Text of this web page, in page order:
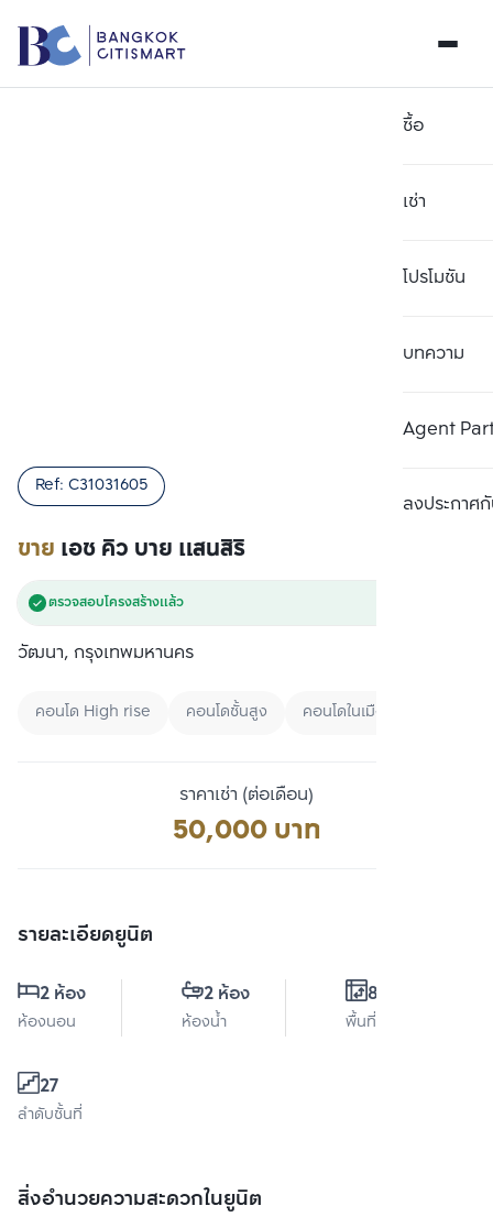
ซื้อ
เช่า
โปรโมชัน
บทความ
Agent
ลงประกาศกั
ขาย เอช คิว บาย แสนสิริ
Ref: C31031605
ตรวจสอบโครงสร้างแล้ว
วัฒนา, กรุงเทพมหานคร
คอนโด High rise คอนโดชั้นสูง คอนโดในเมือง
ราคาเช่า (ต่อเดือน)
50,000 บาท
รายละเอียดยูนิต
2 ห้อง
ห้องนอน
2 ห้อง
ห้องน้ำ
80 ตร.ม.
พื้นที่ใช้สอย
27
ลำดับชั้นที่
สิ่งอำนวยความสะดวกในยูนิต
เปรียบเทียบ